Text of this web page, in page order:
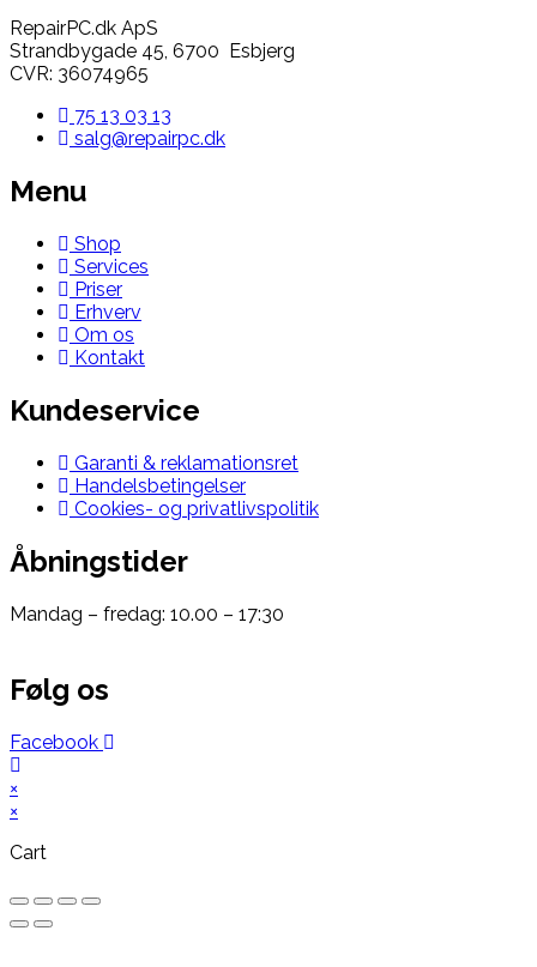
RepairPC.dk ApS
Strandbygade 45, 6700 Esbjerg
CVR: 36074965
75 13 03 13
salg@repairpc.dk
Menu
Shop
Services
Priser
Erhverv
Om os
Kontakt
Kundeservice
Garanti & reklamationsret
Handelsbetingelser
Cookies- og privatlivspolitik
Åbningstider
Mandag – fredag: 10.00 – 17:30
Følg os
Facebook
×
×
Cart